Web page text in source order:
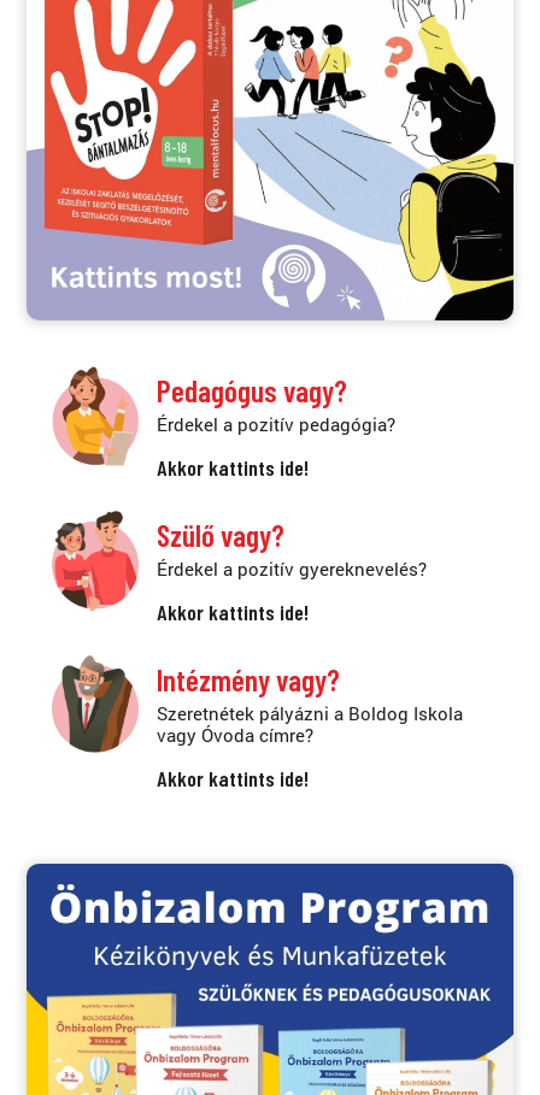
Pedagógus vagy?
Érdekel a pozitív pedagógia?
Akkor kattints ide!
Szülő vagy?
Érdekel a pozitív gyereknevelés?
Akkor kattints ide!
Intézmény vagy?
Szeretnétek pályázni a Boldog Iskola
vagy Óvoda címre?
Akkor kattints ide!